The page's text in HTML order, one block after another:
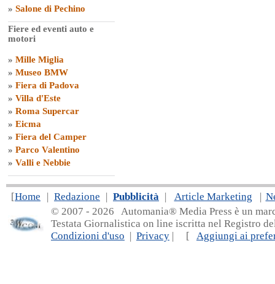
» Salone di Pechino
Fiere ed eventi auto e
motori
» Mille Miglia
» Museo BMW
» Fiera di Padova
» Villa d'Este
» Roma Supercar
» Eicma
» Fiera del Camper
» Parco Valentino
» Valli e Nebbie
[Home | Redazione | Pubblicità | Article Marketing |
© 2007 - 2026 Automania® Media Press è un
Testata Giornalistica on line iscritta nel Registro
Condizioni d'uso | Privacy | [ Aggiungi ai